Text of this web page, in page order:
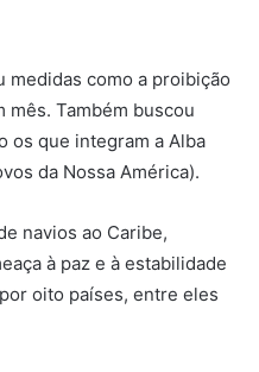
medidas como a proibição
Também buscou
os que integram a Alba
da Nossa América).
navios ao Caribe,
à paz e à estabilidade
oito países, entre eles